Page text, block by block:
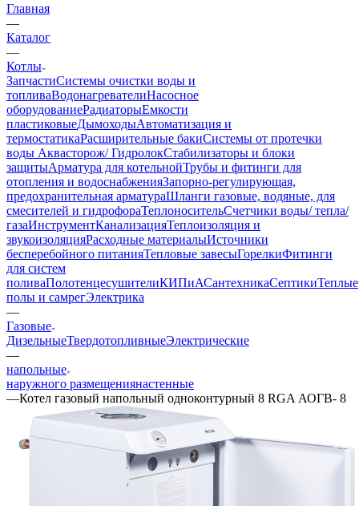
Главная
—
Каталог
—
Котлы
ЗапчастиСистемы очистки воды и
топливаВодонагревателиНасосное
оборудованиеРадиаторыЕмкости
пластиковыеДымоходыАвтоматизация и
термостатикаРасширительные бакиСистемы от протечки
воды Аквасторож/ ГидролокСтабилизаторы и блоки
защитыАрматура для котельнойТрубы и фитинги для
отопления и водоснабженияЗапорно-регулирующая,
предохранительная арматураШланги газовые, водяные, для
смесителей и гидрофораТеплоносительСчетчики воды/ тепла/
газаИнструментКанализацияТеплоизоляция и
звукоизоляцияРасходные материалыИсточники
бесперебойного питанияТепловые завесыГорелкиФитинги
для систем
поливаПолотенцесушителиКИПиАСантехникаСептикиТеплые
полы и самрегЭлектрика
—
Газовые
ДизельныеТвердотопливныеЭлектрические
—
напольные
наружного размещениянастенные
—Котел газовый напольный одноконтурный 8 RGA АОГВ- 8